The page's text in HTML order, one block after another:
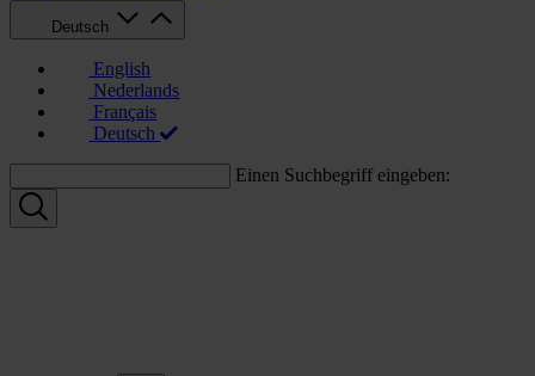
Deutsch
English
Nederlands
Français
Deutsch
Einen Suchbegriff eingeben: